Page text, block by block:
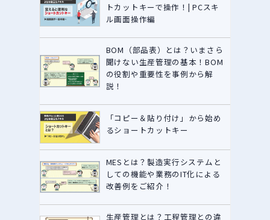
トカットキーで操作！| PCスキ
ル画面操作編
BOM（部品表）とは？いまさら
聞けない生産管理の基本！BOM
の役割や重要性を事例から解
説！
「コピー＆貼り付け」から始め
るショートカットキー
MESとは？製造実行システムと
しての機能や業務のIT化による
改善例をご紹介！
生産管理とは？工程管理との違